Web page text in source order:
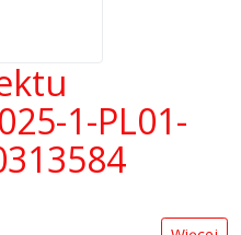
1-PL01-